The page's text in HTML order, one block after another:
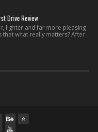
Drive Review
lighter and far more pleasing
that what really matters? After